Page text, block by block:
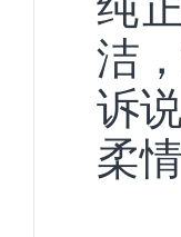
洁
诉
柔情